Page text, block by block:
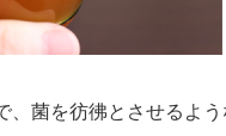
、菌を彷彿とさせるよ